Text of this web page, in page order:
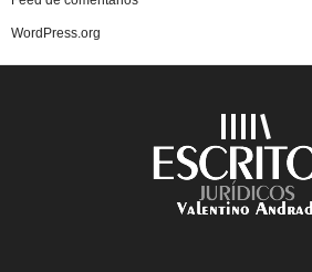
WordPress.org